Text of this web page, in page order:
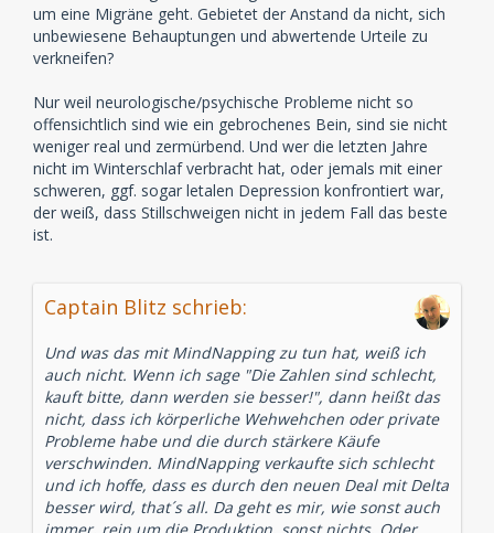
um eine Migräne geht. Gebietet der Anstand da nicht, sich
unbewiesene Behauptungen und abwertende Urteile zu
verkneifen?
Nur weil neurologische/psychische Probleme nicht so
offensichtlich sind wie ein gebrochenes Bein, sind sie nicht
weniger real und zermürbend. Und wer die letzten Jahre
nicht im Winterschlaf verbracht hat, oder jemals mit einer
schweren, ggf. sogar letalen Depression konfrontiert war,
der weiß, dass Stillschweigen nicht in jedem Fall das beste
ist.
Captain Blitz schrieb:
Und was das mit MindNapping zu tun hat, weiß ich
auch nicht. Wenn ich sage "Die Zahlen sind schlecht,
kauft bitte, dann werden sie besser!", dann heißt das
nicht, dass ich körperliche Wehwehchen oder private
Probleme habe und die durch stärkere Käufe
verschwinden. MindNapping verkaufte sich schlecht
und ich hoffe, dass es durch den neuen Deal mit Delta
besser wird, that´s all. Da geht es mir, wie sonst auch